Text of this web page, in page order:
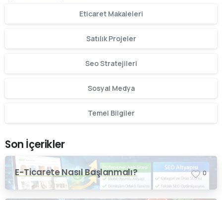
Eticaret Makaleleri
Satılık Projeler
Seo Stratejileri
Sosyal Medya
Temel Bilgiler
Son İçerikler
E-Ticarete Nasıl Başlanmalı? 0